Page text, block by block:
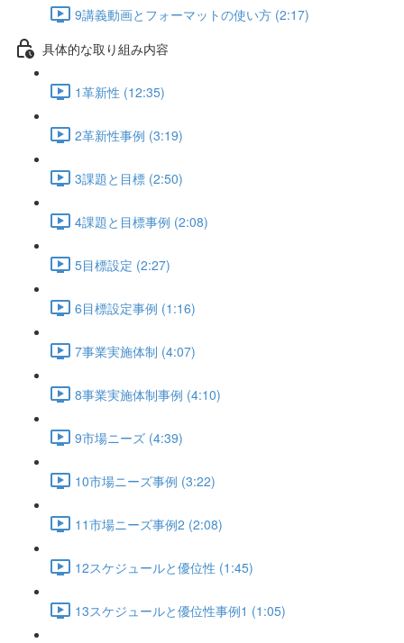
9講義動画とフォーマットの使い方 (2:17)
具体的な取り組み内容
1革新性 (12:35)
2革新性事例 (3:19)
3課題と目標 (2:50)
4課題と目標事例 (2:08)
5目標設定 (2:27)
6目標設定事例 (1:16)
7事業実施体制 (4:07)
8事業実施体制事例 (4:10)
9市場ニーズ (4:39)
10市場ニーズ事例 (3:22)
11市場ニーズ事例2 (2:08)
12スケジュールと優位性 (1:45)
13スケジュールと優位性事例1 (1:05)